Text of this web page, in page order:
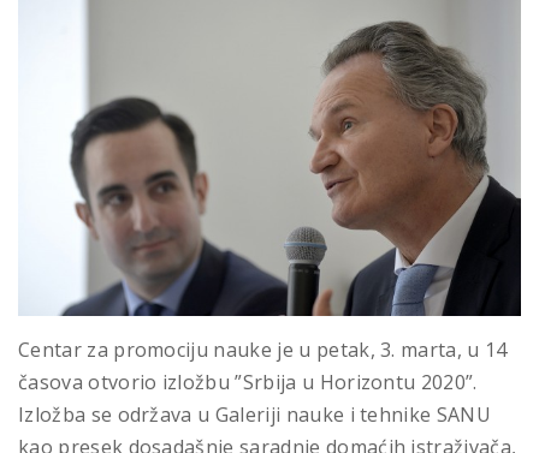
Centar za promociju nauke je u petak, 3. marta, u 14
časova otvorio izložbu ”Srbija u Horizontu 2020”.
Izložba se održava u Galeriji nauke i tehnike SANU
kao presek dosadašnje saradnje domaćih istraživača,